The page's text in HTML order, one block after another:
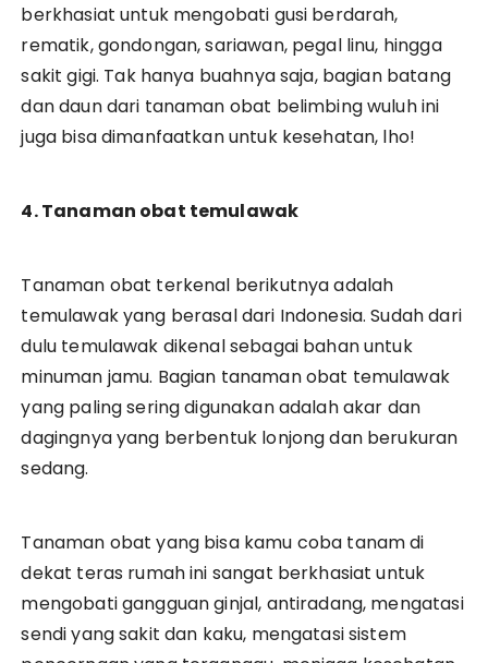
berkhasiat untuk mengobati gusi berdarah,
rematik, gondongan, sariawan, pegal linu, hingga
sakit gigi. Tak hanya buahnya saja, bagian batang
dan daun dari tanaman obat belimbing wuluh ini
juga bisa dimanfaatkan untuk kesehatan, lho!
4. Tanaman obat temulawak
Tanaman obat terkenal berikutnya adalah
temulawak yang berasal dari Indonesia. Sudah dari
dulu temulawak dikenal sebagai bahan untuk
minuman jamu. Bagian tanaman obat temulawak
yang paling sering digunakan adalah akar dan
dagingnya yang berbentuk lonjong dan berukuran
sedang.
Tanaman obat yang bisa kamu coba tanam di
dekat teras rumah ini sangat berkhasiat untuk
mengobati gangguan ginjal, antiradang, mengatasi
sendi yang sakit dan kaku, mengatasi sistem